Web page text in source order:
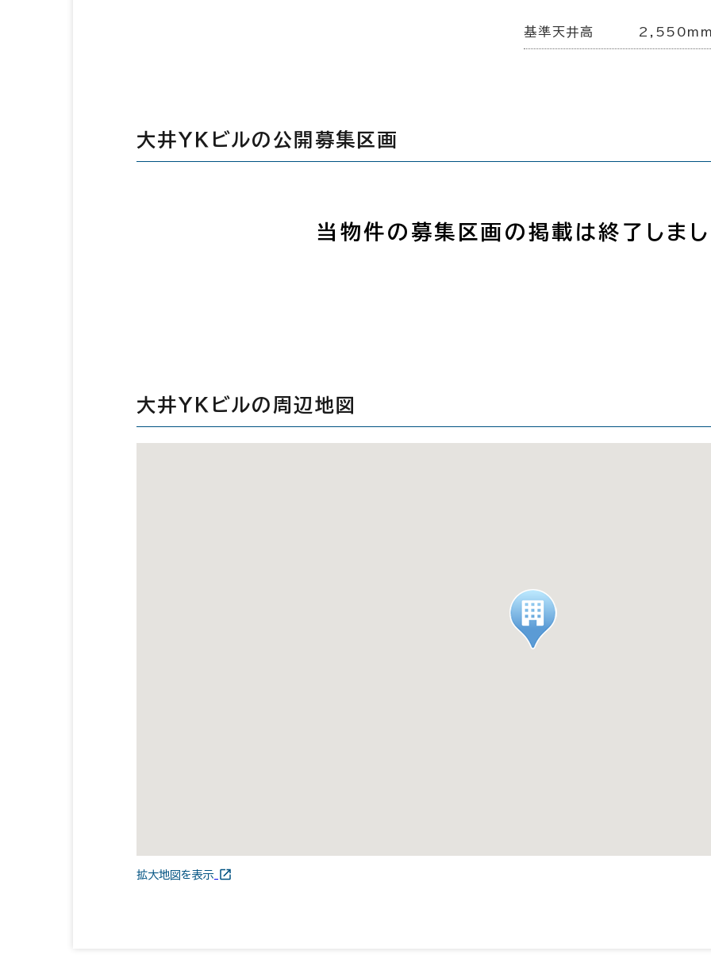
基準天井高
大井ＹＫビルの公開募集区画
当物件の募集区画の掲載は終了しまし
大井ＹＫビルの周辺地図
拡大地図を表示